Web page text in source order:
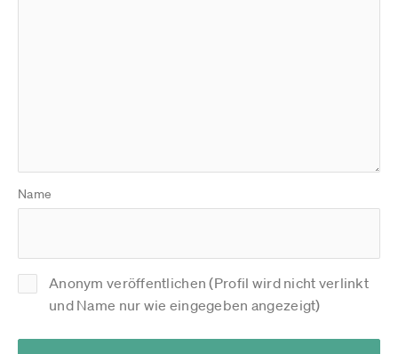
Name
Anonym veröffentlichen (Profil wird nicht verlinkt
und Name nur wie eingegeben angezeigt)